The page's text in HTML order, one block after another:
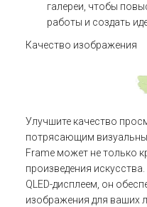
галереи, чтобы
работы и создать
Качество изображения
Улучшите качество
потрясающим
Frame может не только
произведения
QLED-дисплеем, он
изображения для ваших